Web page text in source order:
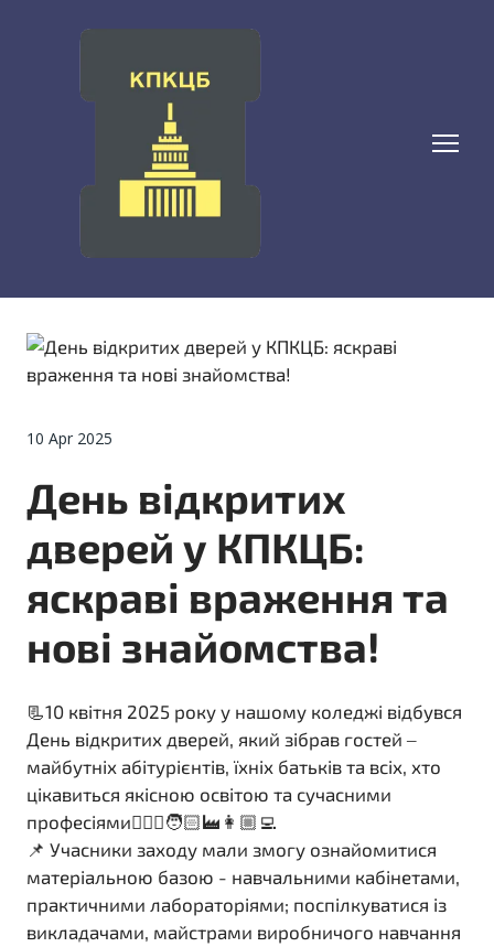
10 Apr 2025
День відкритих
дверей у КПКЦБ:
яскраві враження та
нові знайомства!
📃10 квітня 2025 року у нашому коледжі відбувся
День відкритих дверей, який зібрав гостей –
майбутніх абітурієнтів, їхніх батьків та всіх, хто
цікавиться якісною освітою та сучасними
професіями👷🏼‍♀️🧑🏻‍🏭👩🏼‍💻
📌 Учасники заходу мали змогу ознайомитися
матеріальною базою - навчальними кабінетами,
практичними лабораторіями; поспілкуватися із
викладачами, майстрами виробничого навчання